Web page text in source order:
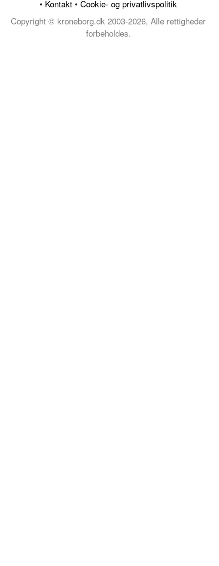
• Kontakt • Cookie- og privatlivspolitik
Copyright © kroneborg.dk 2003-2026, Alle rettigheder
forbeholdes.